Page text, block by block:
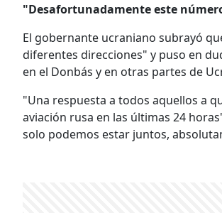
"Desafortunadamente este
El gobernante ucraniano subrayó
diferentes direcciones" y puso en
en el Donbás y en otras partes de
"Una respuesta a todos aquellos a
aviación rusa en las últimas 24
solo podemos estar juntos,